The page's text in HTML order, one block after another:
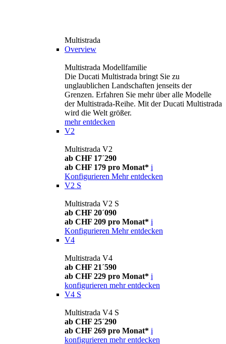
Multistrada
Overview
Multistrada Modellfamilie
Die Ducati Multistrada bringt Sie zu
unglaublichen Landschaften jenseits der
Grenzen. Erfahren Sie mehr über alle Modelle
der Multistrada-Reihe. Mit der Ducati Multistrada
wird die Welt größer.
mehr entdecken
V2
Multistrada V2
ab CHF 17´290
ab CHF 179 pro Monat* i
Konfigurieren Mehr entdecken
V2 S
Multistrada V2 S
ab CHF 20´090
ab CHF 209 pro Monat* i
Konfigurieren Mehr entdecken
V4
Multistrada V4
ab CHF 21´590
ab CHF 229 pro Monat* i
konfigurieren mehr entdecken
V4 S
Multistrada V4 S
ab CHF 25´290
ab CHF 269 pro Monat* i
konfigurieren mehr entdecken